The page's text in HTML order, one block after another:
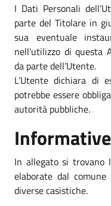
I Dati Personali
parte del Titolare in
sua eventuale
nell'utilizzo di questa
da parte dell’Utente.
L’Utente dichiara di
potrebbe essere
autorità pubbliche.
In allegato si trovano
elaborate dal
diverse casistiche.